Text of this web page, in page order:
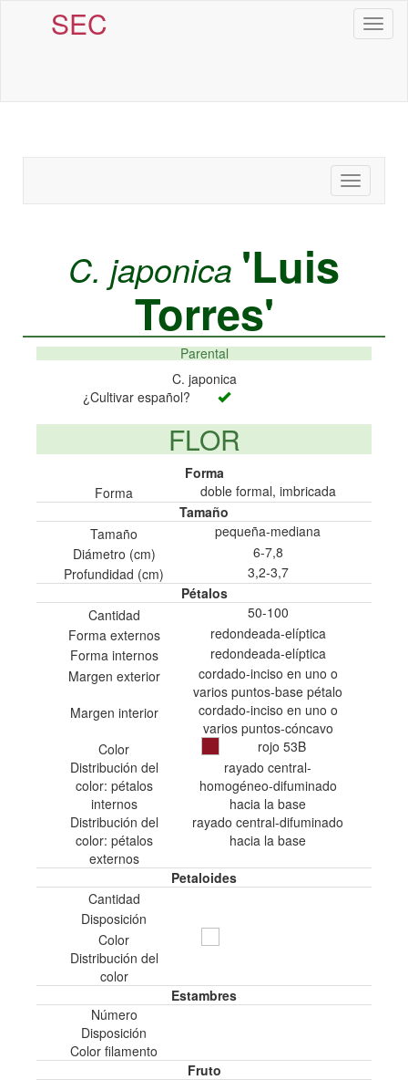
SEC
Toggle
navigation
C. japonica 'Luis
Torres'
Parental
C. japonica
¿Cultivar español?
FLOR
Forma
Forma
doble formal, imbricada
Tamaño
Tamaño
pequeña-mediana
Diámetro (cm)
6-7,8
Profundidad (cm)
3,2-3,7
Pétalos
Cantidad
50-100
Forma externos
redondeada-elíptica
Forma internos
redondeada-elíptica
Margen exterior
cordado-inciso en uno o
varios puntos-base pétalo
Margen interior
cordado-inciso en uno o
varios puntos-cóncavo
Color
rojo 53B
Distribución del
color: pétalos
internos
rayado central-
homogéneo-difuminado
hacia la base
Distribución del
color: pétalos
externos
rayado central-difuminado
hacia la base
Petaloides
Cantidad
Disposición
Color
Distribución del
color
Estambres
Número
Disposición
Color filamento
Fruto